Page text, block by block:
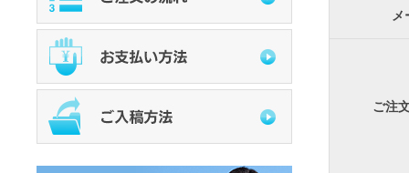
ご注